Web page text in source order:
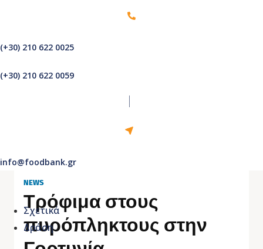
(+30) 210 622 0025
(+30) 210 622 0059
info@foodbank.gr
Σχετικά
Δράση
NEWS
Τρόφιμα στους
πυρόπληκτους στην